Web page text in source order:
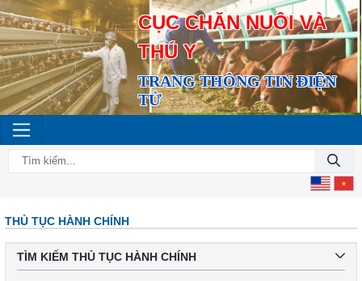
CỤC CHĂN NUÔI VÀ
THÚ Y
TRANG THÔNG TIN ĐIỆN
TỬ
THỦ TỤC HÀNH CHÍNH
TÌM KIẾM THỦ TỤC HÀNH CHÍNH